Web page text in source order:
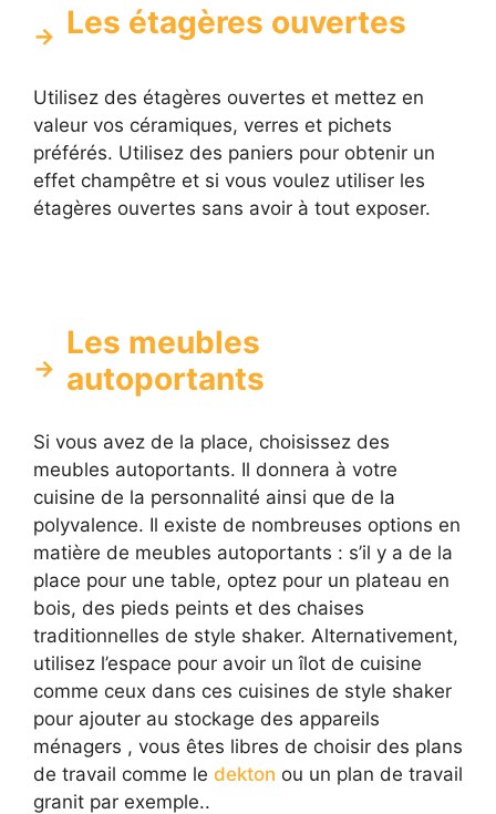
Les étagères ouvertes
Utilisez des étagères ouvertes et mettez en
valeur vos céramiques, verres et pichets
préférés. Utilisez des paniers pour obtenir un
effet champêtre et si vous voulez utiliser les
étagères ouvertes sans avoir à tout exposer.
Les meubles
autoportants
Si vous avez de la place, choisissez des
meubles autoportants. Il donnera à votre
cuisine de la personnalité ainsi que de la
polyvalence. Il existe de nombreuses options en
matière de meubles autoportants : s’il y a de la
place pour une table, optez pour un plateau en
bois, des pieds peints et des chaises
traditionnelles de style shaker. Alternativement,
utilisez l’espace pour avoir un îlot de cuisine
comme ceux dans ces cuisines de style shaker
pour ajouter au stockage des appareils
ménagers , vous êtes libres de choisir des plans
de travail comme le dekton ou un plan de travail
granit par exemple..